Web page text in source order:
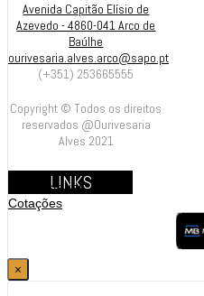
Avenida Capitão Elísio de
Azevedo - 4860-041 Arco de
Baúlhe
ourivesaria.alves.arco@sapo.pt
(+351) 253665555
Copyright © Todos os direitos
reservados @Ourivesaria
Alves 2021
LINKS
Contrastarias
Cotações
×